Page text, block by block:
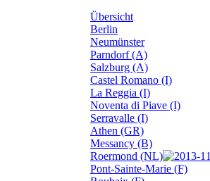
Übersicht
Berlin
Neumünster
Parndorf (A)
Salzburg (A)
Castel Romano (I)
La Reggia (I)
Noventa di Piave (I)
Serravalle (I)
Athen (GR)
Messancy (B)
Roermond (NL)
Pont-Sainte-Marie (F)